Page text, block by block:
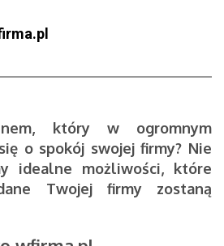
który w ogromnym
o spokój swojej firmy? Nie
idealne możliwości, które
Twojej firmy zostaną